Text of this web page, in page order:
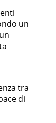
un
tra
di